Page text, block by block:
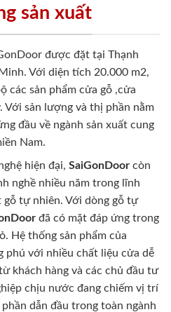
sản xuất
được đặt tại Thạnh
Với diện tích 20.000 m2,
các sản phẩm cửa gỗ ,cửa
Với sản lượng và thị phần nằm
đầu về ngành sản xuất cung
Nam.
hiện đại, SaiGonDoor còn
nghề nhiều năm trong lĩnh
tự nhiên. Với dòng gỗ tự
đã có mặt đáp ứng trong
Hệ thống sản phẩm của
phú với nhiều chất liệu cửa dễ
khách hàng và các chủ đầu tư
chịu nước đang chiếm vị trí
dẫn đầu trong toàn ngành